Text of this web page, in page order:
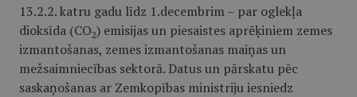
13.2.2. katru gadu līdz 1.decembrim – par oglekļa
dioksīda (CO2) emisijas un piesaistes aprēķiniem zemes
izmantošanas, zemes izmantošanas maiņas un
mežsaimniecības sektorā. Datus un pārskatu pēc
saskaņošanas ar Zemkopības ministriju iesniedz